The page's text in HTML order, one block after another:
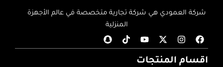
شركة العمودي هي شركة تجارية متخصصة في عالم الأجهزة
المنزلية
اقسام المنتجات